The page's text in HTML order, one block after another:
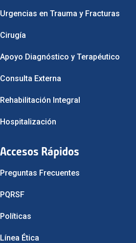
Urgencias en Trauma y Fracturas
Cirugía
Apoyo Diagnóstico y Terapéutico
Consulta Externa
Rehabilitación Integral
Hospitalización
Accesos Rápidos
Preguntas Frecuentes
PQRSF
Políticas
Línea Ética